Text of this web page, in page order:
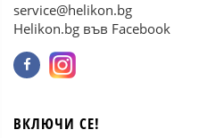
service@helikon.bg
Helikon.bg във Facebook
ВКЛЮЧИ СЕ!